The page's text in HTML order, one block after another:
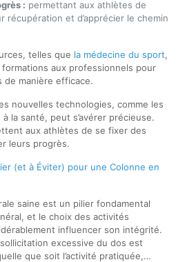
: permettant aux athlètes de
récupération et d’apprécier le chemin
telles que la médecine du sport,
aux professionnels pour
de manière efficace.
nouvelles technologies, comme les
la santé, peut s’avérer précieuse.
aux athlètes de se fixer des
leurs progrès.
(et à Éviter) pour une Colonne en
saine est un pilier fondamental
et le choix des activités
influencer son intégrité.
excessive du dos est
que soit l’activité pratiquée,…